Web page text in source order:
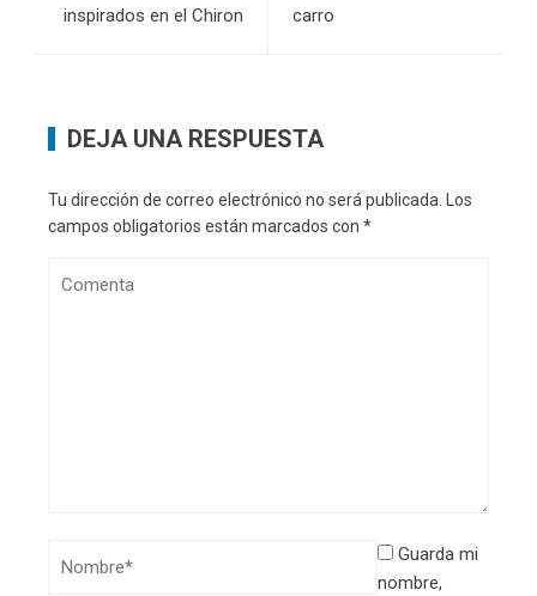
inspirados en el Chiron
carro
DEJA UNA RESPUESTA
Tu dirección de correo electrónico no será publicada. Los
campos obligatorios están marcados con *
Guarda mi
nombre,